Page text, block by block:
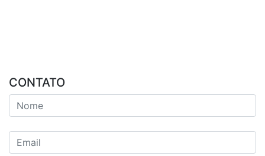
CONTATO